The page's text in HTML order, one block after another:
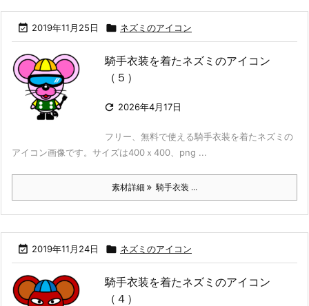
 2019年11月25日  ネズミのアイコン
騎手衣装を着たネズミのアイコン
（５）
 2026年4月17日
フリー、無料で使える騎手衣装を着たネズミの
アイコン画像です。サイズは400ｘ400、png ...
素材詳細 騎手衣装 ...
 2019年11月24日  ネズミのアイコン
騎手衣装を着たネズミのアイコン
（４）